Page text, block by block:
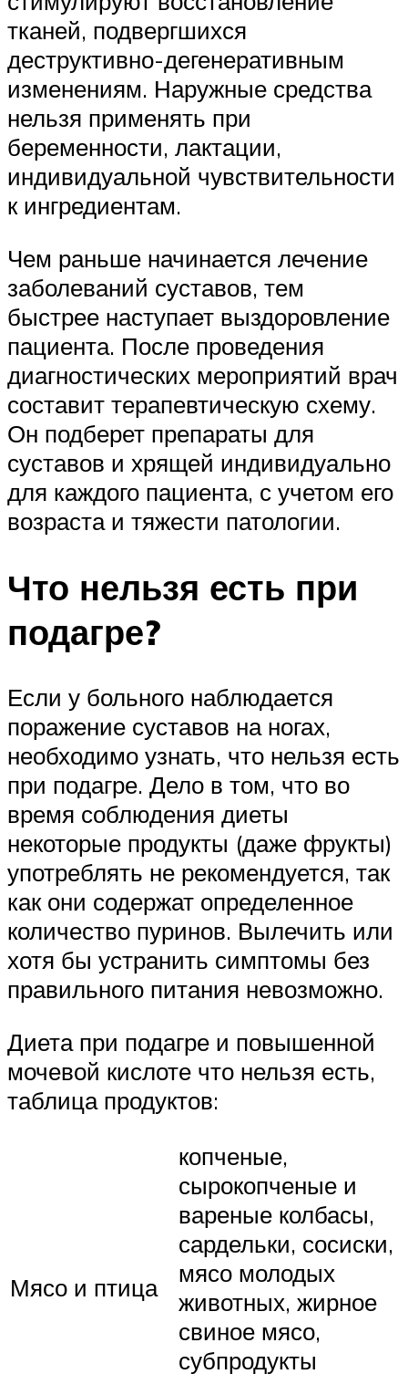
тканей, подвергшихся
деструктивно-дегенеративным
изменениям. Наружные средства
нельзя применять при
беременности, лактации,
индивидуальной чувствительности
к ингредиентам.
Чем раньше начинается лечение
заболеваний суставов, тем
быстрее наступает выздоровление
пациента. После проведения
диагностических мероприятий врач
составит терапевтическую схему.
Он подберет препараты для
суставов и хрящей индивидуально
для каждого пациента, с учетом его
возраста и тяжести патологии.
Что нельзя есть при
подагре?
Если у больного наблюдается
поражение суставов на ногах,
необходимо узнать, что нельзя есть
при подагре. Дело в том, что во
время соблюдения диеты
некоторые продукты (даже фрукты)
употреблять не рекомендуется, так
как они содержат определенное
количество пуринов. Вылечить или
хотя бы устранить симптомы без
правильного питания невозможно.
Диета при подагре и повышенной
мочевой кислоте что нельзя есть,
таблица продуктов:
Мясо и птица
копченые,
сырокопченые и
вареные колбасы,
сардельки, сосиски,
мясо молодых
животных, жирное
свиное мясо,
субпродукты